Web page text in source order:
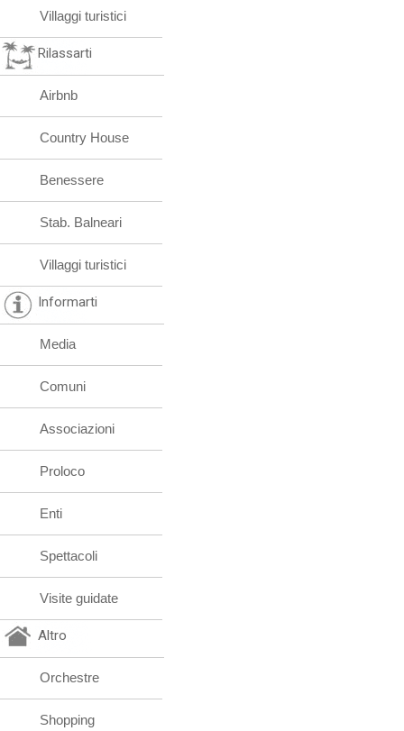
Villaggi turistici
Rilassarti
Airbnb
Country House
Benessere
Stab. Balneari
Villaggi turistici
Informarti
Media
Comuni
Associazioni
Proloco
Enti
Spettacoli
Visite guidate
Altro
Orchestre
Shopping